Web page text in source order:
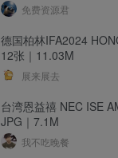
免费资源君
德国柏林IFA2024
12张｜11.03M
展来展去
台湾恩益禧 NEC ISE
JPG｜7.1M
我不吃晚餐